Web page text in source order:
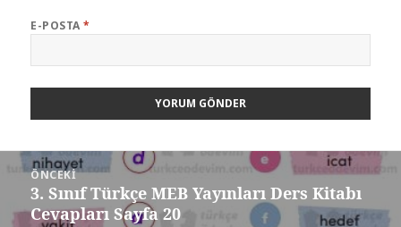
E-POSTA*
Yazı
gezinmesi
ÖNCEKI
Önceki
yazı:
3. Sınıf Türkçe MEB Yayınları Ders Kitabı
Cevapları Sayfa 20